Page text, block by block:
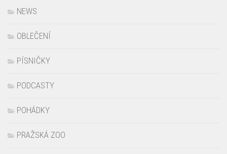
NEWS
OBLEČENÍ
PÍSNIČKY
PODCASTY
POHÁDKY
PRAŽSKÁ ZOO